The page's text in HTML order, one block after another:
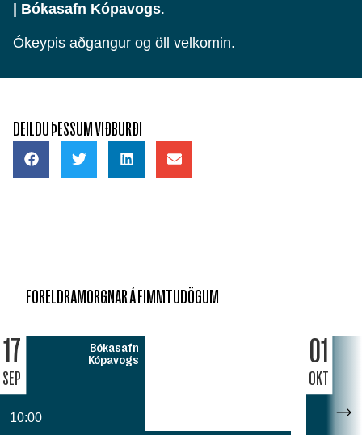
| Bókasafn Kópavogs.
Ókeypis aðgangur og öll velkomin.
DEILDU ÞESSUM VIÐBURÐI
FORELDRAMORGNAR Á FIMMTUDÖGUM
17
SEP
Bókasafn
Kópavogs
10:00
01
OKT